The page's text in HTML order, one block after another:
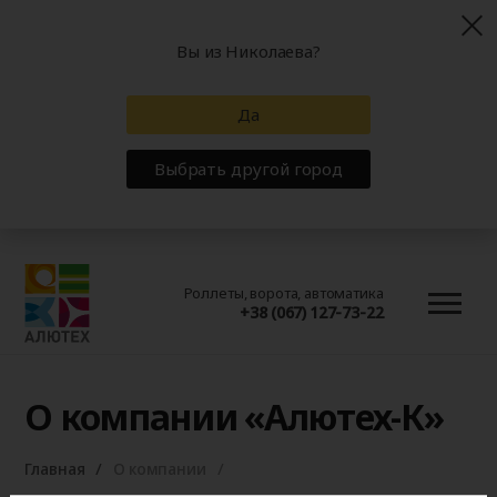
Роллеты, ворота, автоматика
+38 (067) 127-73-22
О компании «Алютех-К»
Главная
Вы из Николаева?
Да
Выбрать другой город